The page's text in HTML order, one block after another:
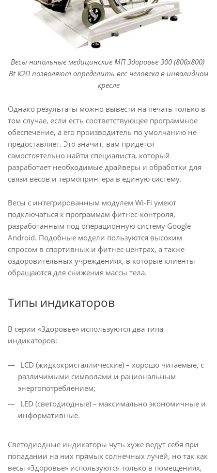
Весы напольные медицинские МП Здоровье 300 (800х800)
Bt К2П позволяют определить вес человека в инвалидном
кресле
Однако результаты можно вывести на печать только в
том случае, если есть соответствующее программное
обеспечение, а его производитель по умолчанию не
предоставляет. Это значит, вам придется
самостоятельно найти специалиста, который
разработает необходимые драйверы и обработки для
связи весов и термопринтера в единую систему.
Весы с интегрированным модулем Wi-Fi умеют
подключаться к программам фитнес-контроля,
разработанным под операционную систему Google
Android. Подобные модели пользуются высоким
спросом в спортивных и фитнес-центрах, а также
оздоровительных учреждениях, в которые клиенты
обращаются для снижения массы тела.
Типы индикаторов
В серии «Здоровье» используются два типа
индикаторов:
LCD (жидкокристаллические) – хорошо читаемые, с
различимыми символами и рациональным
энергопотреблением;
LED (светодиодные) – максимально экономичные и
информативные.
Светодиодные индикаторы чуть хуже ведут себя при
попадании на них прямых солнечных лучей, но так как
весы «Здоровье» используются только в помещениях,